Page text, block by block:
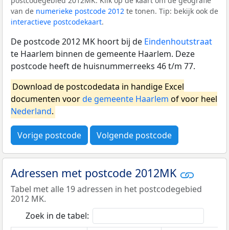
van de numerieke postcode 2012 te tonen. Tip: bekijk ook de
interactieve postcodekaart.
De postcode 2012 MK hoort bij de Eindenhoutstraat
te Haarlem binnen de gemeente Haarlem. Deze
postcode heeft de huisnummerreeks 46 t/m 77.
Download de postcodedata in handige Excel
documenten voorde gemeente Haarlem of voor heel
Nederland.
Vorige postcode Volgende postcode
Adressen met postcode 2012MK
Tabel met alle 19 adressen in het postcodegebied
2012 MK.
Zoek in de tabel: